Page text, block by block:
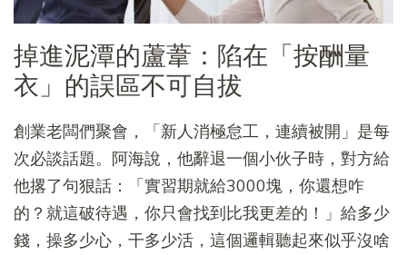
掉進泥潭的蘆葦：陷在「按酬量
衣」的誤區不可自拔
創業老闆們聚會，「新人消極怠工，連續被開」是每
次必談話題。阿海說，他辭退一個小伙子時，對方給
他撂了句狠話：「實習期就給3000塊，你還想咋
的？就這破待遇，你只會找到比我更差的！」給多少
錢，操多少心，干多少活，這個邏輯聽起來似乎沒啥